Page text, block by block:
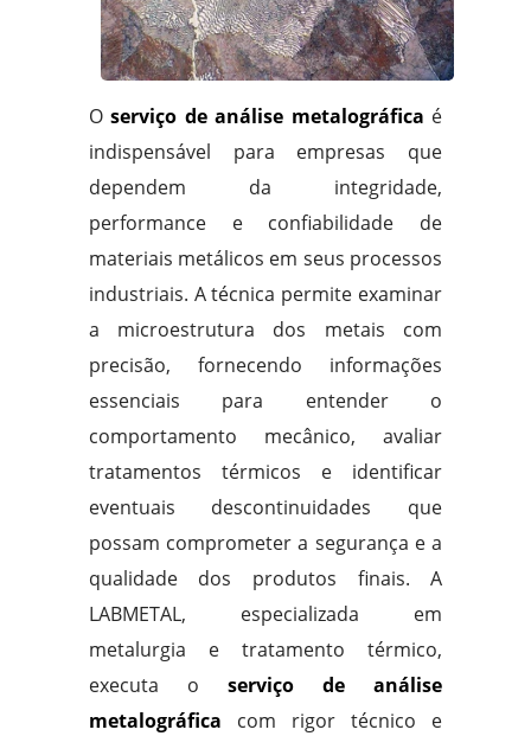
Oserviço de análise metalográfica é
indispensável para empresas que
dependem da integridade,
performance e confiabilidade de
materiais metálicos em seus processos
industriais. A técnica permite examinar
a microestrutura dos metais com
precisão, fornecendo informações
essenciais para entender o
comportamento mecânico, avaliar
tratamentos térmicos e identificar
eventuais descontinuidades que
possam comprometer a segurança e a
qualidade dos produtos finais. A
LABMETAL, especializada em
metalurgia e tratamento térmico,
executa o serviço de análise
metalográfica com rigor técnico e